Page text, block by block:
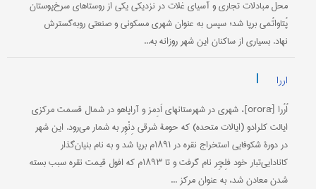
محل مبادلات تجاری و آسیای غلات در نزدیکی یکی از روستاهای سرخ‌پوستان
پُتاواتُمی برپا شد؛ سپس به عنوان شهری مسکونی و صنعتی روبه‌گسترش
نهاد. بسیاری از ساکنان این شهر روزانه به...
اررا |
اُرُرا [ororā]، شهری در شهرستانهای اَدِمز و آراپاهو در شمال قسمت مرکزی
ایالت کلرادو (ایالات متحده) که حومۀ شرقی دِنْوِر به شمار می‌رود. این شهر
در دورۀ شکوفایی استخراج نقره در ۱۸۹۱م برپا شد و به نام بنیان‌گذار
کانادایی‌تبار خود فلِچِر نام گرفت و تا ۱۸۹۳م که افول قیمت نقره سبب بسته
شدن معادن شد، به عنوان مرکز ...